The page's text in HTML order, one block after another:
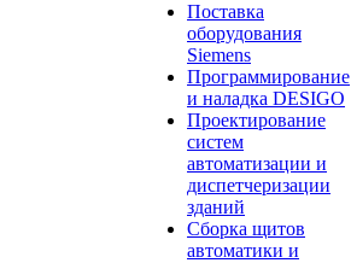
Поставка
оборудования
Siemens
Программирование
и наладка DESIGO
Проектирование
систем
автоматизации и
диспетчеризации
зданий
Сборка щитов
автоматики и